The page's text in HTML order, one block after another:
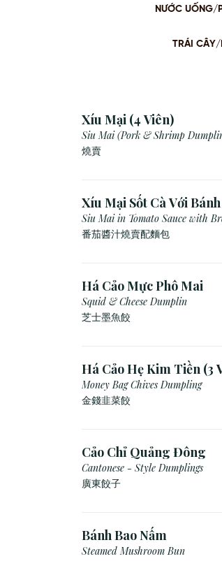
NƯỚC UỐNG/
TRÁI CÂY/
Xíu Mại (4 Viên)
Siu Mai (Pork & Shrimp
燒賣
Xíu Mại Sốt Cà Với
Viên)
Siu Mai in Tomato Sauce with
番茄醬汁燒賣配麵包
Há Cảo Mực Phô Mai
Squid & Cheese Dumplin
芝⼠墨⿂餃
Há Cảo Hẹ Kim Tiền (3
Money Bag Chives Dumpling
金錢韭菜餃
Cảo Chỉ Quảng Đông
Cantonese - Style Dumplings
廣東餃⼦
Bánh Bao Nấm
Steamed Mushroom Bun